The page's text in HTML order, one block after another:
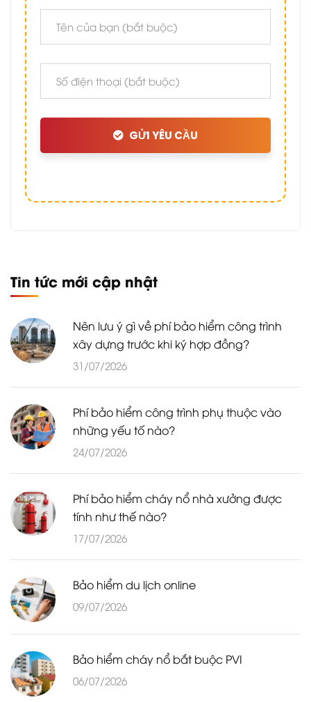
GỬI YÊU CẦU
Tin tức mới cập nhật
Nên lưu ý gì về phí bảo hiểm công trình
xây dựng trước khi ký hợp đồng?
31/07/2026
Phí bảo hiểm công trình phụ thuộc vào
những yếu tố nào?
24/07/2026
Phí bảo hiểm cháy nổ nhà xưởng được
tính như thế nào?
17/07/2026
Bảo hiểm du lịch online
09/07/2026
Bảo hiểm cháy nổ bắt buộc PVI
06/07/2026